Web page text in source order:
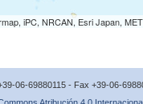
iPC, NRCAN, Esri Japan,
06-69880115 - Fax +39-06-